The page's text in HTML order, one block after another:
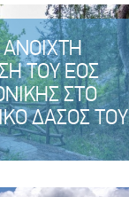
ΤΟΥ ΕΟΣ
ΣΤΟ
ΔΑΣΟΣ ΤΟΥ